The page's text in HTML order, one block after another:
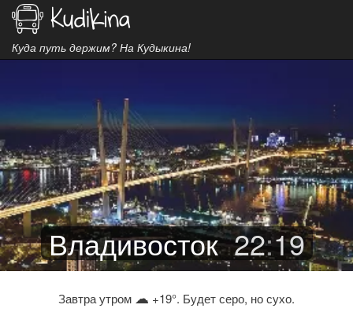
Куда путь держим? На Кудыкина!
Владивосток 22:19
Завтра утром ☁ +19°. Будет серо, но сухо.